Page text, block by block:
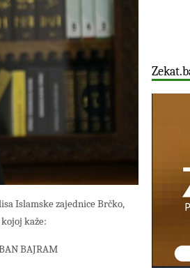
Islamske zajednice Brčko,
kaže:
BAJRAM